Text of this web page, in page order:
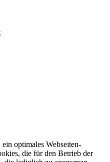
optimales Webseiten-
die für den Betrieb der